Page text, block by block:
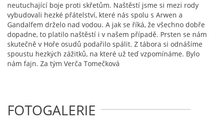
neutuchající boje proti skřetům. Naštěstí jsme si mezi rody
vybudovali hezké přátelství, které nás spolu s Arwen a
Gandalfem drželo nad vodou. A jak se říká, že všechno dobře
dopadne, to platilo naštěstí i v našem případě. Prsten se nám
skutečně v Hoře osudů podařilo spálit. Z tábora si odnášíme
spoustu hezkých zážitků, na které už teď vzpomínáme. Bylo
nám fajn. Za tým Verča Tomečková
FOTOGALERIE